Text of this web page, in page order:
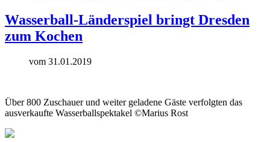
Wasserball-Länderspiel bringt Dresden
zum Kochen
vom 31.01.2019
Über 800 Zuschauer und weiter geladene Gäste verfolgten das
ausverkaufte Wasserballspektakel ©Marius Rost